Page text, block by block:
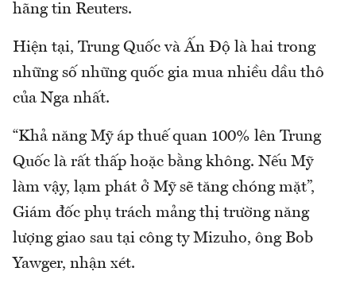
hãng tin Reuters.
Hiện tại, Trung Quốc và Ấn Độ là hai trong
những số những quốc gia mua nhiều dầu thô
của Nga nhất.
“Khả năng Mỹ áp thuế quan 100% lên Trung
Quốc là rất thấp hoặc bằng không. Nếu Mỹ
làm vậy, lạm phát ở Mỹ sẽ tăng chóng mặt”,
Giám đốc phụ trách mảng thị trường năng
lượng giao sau tại công ty Mizuho, ông Bob
Yawger, nhận xét.